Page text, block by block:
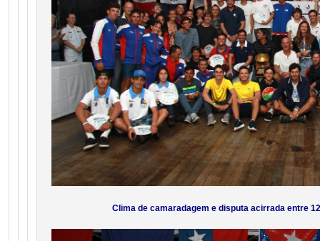
Clima de camaradagem e disputa acirrada entre